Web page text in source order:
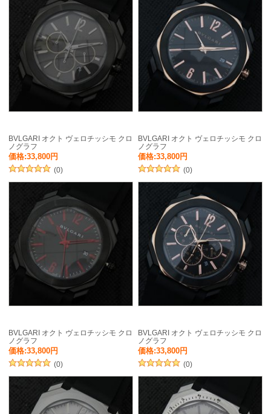
BVLGARI オクト ヴェロチッシモ クロ
ノグラフ
価格:33,800円
(0)
BVLGARI オクト ヴェロチッシモ クロ
ノグラフ
価格:33,800円
(0)
BVLGARI オクト ヴェロチッシモ クロ
ノグラフ
価格:33,800円
(0)
BVLGARI オクト ヴェロチッシモ クロ
ノグラフ
価格:33,800円
(0)